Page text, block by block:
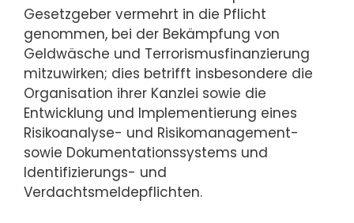
Gesetzgeber vermehrt in die Pflicht
genommen, bei der Bekämpfung von
Geldwäsche und Terrorismusfinanzierung
mitzuwirken; dies betrifft insbesondere die
Organisation ihrer Kanzlei sowie die
Entwicklung und Implementierung eines
Risikoanalyse- und Risikomanagement-
sowie Dokumentationssystems und
Identifizierungs- und
Verdachtsmeldepflichten.